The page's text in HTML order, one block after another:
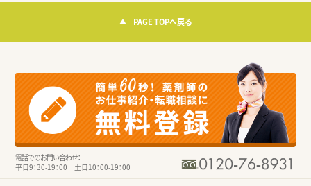
PAGE TOPへ戻る
電話でのお問い合わせ：
平日9：30-19：00 土日10：00-19：00